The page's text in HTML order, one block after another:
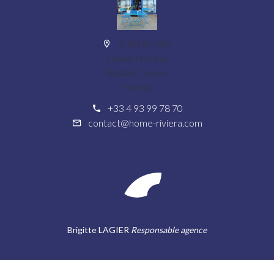
6 Bd du Midi
Louise Moreau
06400 Cannes
France
+33 4 93 99 78 70
contact@home-riviera.com
Brigitte LAGIER Responsable agence